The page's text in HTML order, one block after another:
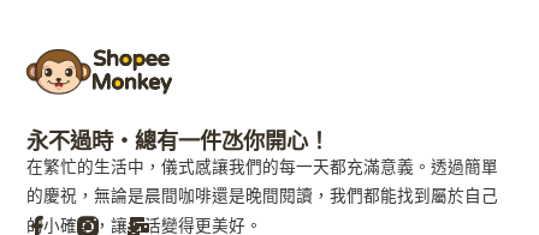
永不過時・總有一件氹你開心！
在繁忙的生活中，儀式感讓我們的每一天都充滿意義。透過簡單
的慶祝，無論是晨間咖啡還是晚間閱讀，我們都能找到屬於自己
的小確幸，讓生活變得更美好。